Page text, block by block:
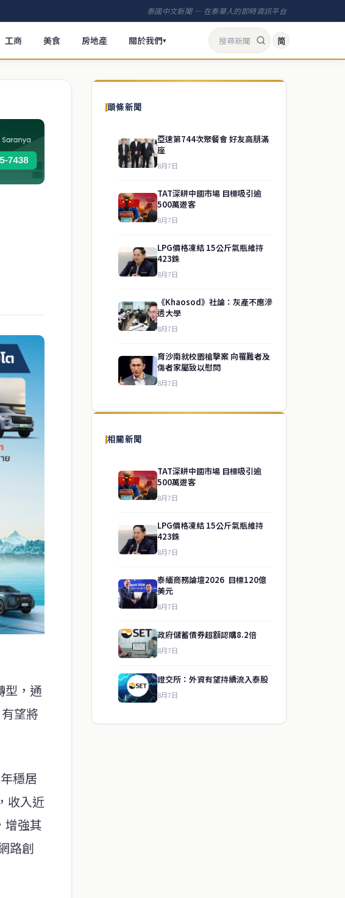
泰國中文新聞 — 在泰華人的即時資訊平台
工商 美食 房地產 關於我們▾ 简
型，通
望將
穩居
收入近
增強其
路創
頭條新聞
亞速第744次聚餐會 好友高朋滿
座
8月7日
TAT深耕中國市場 目標吸引逾
500萬遊客
8月7日
LPG價格凍結 15公斤氣瓶維持
423銖
8月7日
《Khaosod》社論：灰產不應滲
透大學
8月7日
育沙南就校園槍擊案 向罹難者及
傷者家屬致以慰問
8月7日
相關新聞
TAT深耕中國市場 目標吸引逾
500萬遊客
8月7日
LPG價格凍結 15公斤氣瓶維持
423銖
8月7日
泰緬商務論壇2026 目標120億
美元
8月7日
政府儲蓄債券超額認購8.2倍
8月7日
證交所：外資有望持續流入泰股
8月7日